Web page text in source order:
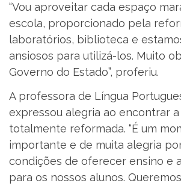
“Vou aproveitar cada espaço
escola, proporcionado pela
laboratórios, biblioteca e
ansiosos para utilizá-los. Muito
Governo do Estado”, proferiu.
A professora de Língua
expressou alegria ao encontrar
totalmente reformada. “É um
importante e de muita alegria
condições de oferecer ensino e
para os nossos alunos.